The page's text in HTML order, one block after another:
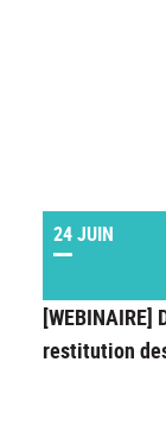
24 JUIN
restitution